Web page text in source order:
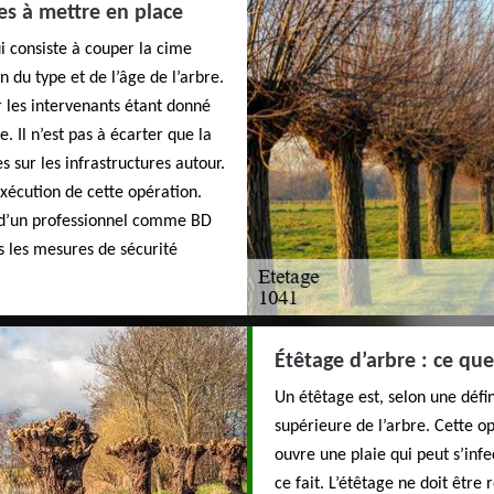
à mettre en place
consiste à couper la cime
type et de l’âge de l’arbre.
les intervenants étant donné
Il n’est pas à écarter que la
sur les infrastructures autour.
de cette opération.
professionnel comme BD
mesures de sécurité
Étêtage d’arbre : ce
Un étêtage est, selon une
supérieure de l’arbre. Cette
ouvre une plaie qui peut
ce fait. L’étêtage ne doit être